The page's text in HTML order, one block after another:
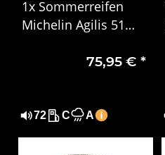
1x Sommerreifen
Michelin Agilis 51
106/104T 6PR DOT
75,95 € *
72 C A